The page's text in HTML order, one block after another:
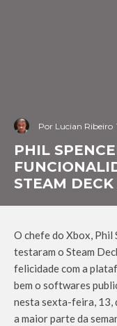
Por Lucian Ribeiro
PHIL
STEAM DECK
O chefe do Xbox, Phil
testaram o Steam
felicidade com a
bem o softwares
nesta sexta-feira, 13,
a maior parte da